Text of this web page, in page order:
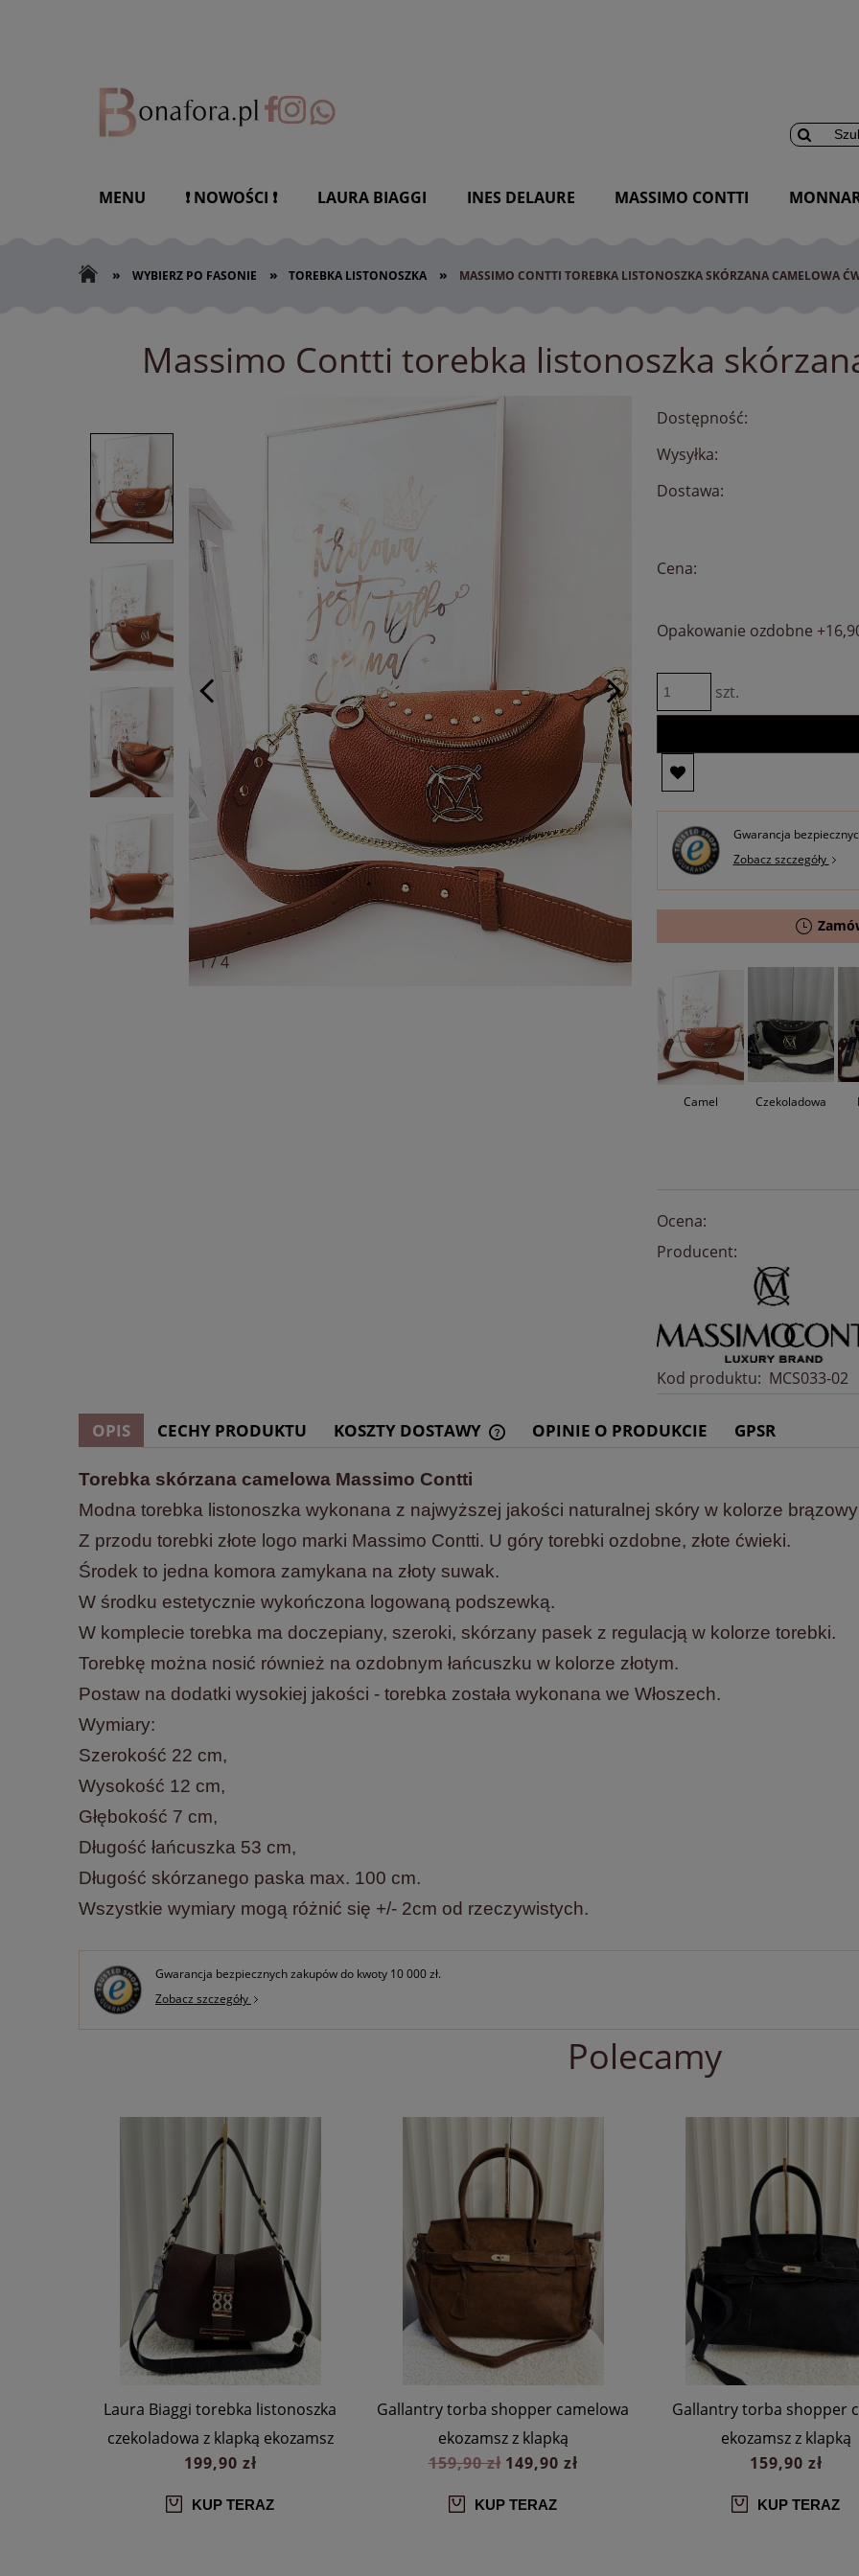
MENU ❗ NOWOŚCI ❗ LAURA BIAGGI INES DELAURE MASSIMO CONTTI
» WYBIERZ PO FASONIE » TOREBKA LISTONOSZKA » MASSIMO CONTTI TOREBKA LISTONOSZKA SKÓRZANA CAMELOWA
Massimo Contti torebka listonoszka
1/4
Dostępność:
Wysyłka:
Dostawa:
Cena:
Camel Czekoladowa
Opakowanie ozdobne
szt.
Gwarancja
Zobacz szczegóły
Ocena:
Producent:
Kod produktu: MCS033-02
OPIS CECHY PRODUKTU KOSZTY DOSTAWY
KOSZTÓW PŁATNOŚCI
OPINIE O PRODUKCIE GPSR
Torebka skórzana camelowa Massimo Contti
Modna torebka listonoszka wykonana z najwyższej jakości naturalnej skóry w kolorze
Z przodu torebki złote logo marki Massimo Contti. U góry torebki ozdobne, złote ćwieki.
Środek to jedna komora zamykana na złoty suwak.
W środku estetycznie wykończona logowaną podszewką.
W komplecie torebka ma doczepiany, szeroki, skórzany pasek z regulacją w kolorze torebki.
Torebkę można nosić również na ozdobnym łańcuszku w kolorze złotym.
Postaw na dodatki wysokiej jakości - torebka została wykonana we Włoszech.
Wymiary:
Szerokość 22 cm,
Wysokość 12 cm,
Głębokość 7 cm,
Długość łańcuszka 53 cm,
Długość skórzanego paska max. 100 cm.
Wszystkie wymiary mogą różnić się +/- 2cm od rzeczywistych.
Gwarancja bezpiecznych zakupów do kwoty 10 000 zł.
Zobacz szczegóły
Polecamy
Laura Biaggi torebka listonoszka
czekoladowa z klapką ekozamsz
199,90 zł
KUP TERAZ
Gallantry torba shopper camelowa
ekozamsz z klapką
159,90 zł 149,90 zł
KUP TERAZ
Gallantry torba shopper
ekozamsz z klapką
159,90 zł
KUP TERAZ